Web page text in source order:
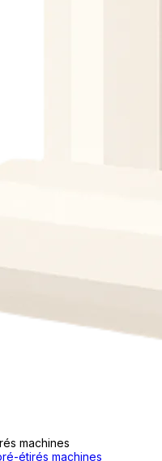
machines
étirés machines